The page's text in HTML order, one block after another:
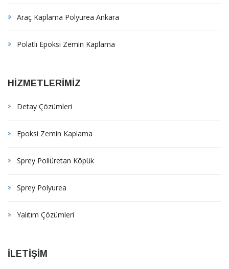
Araç Kaplama Polyurea Ankara
Polatlı Epoksi Zemin Kaplama
HİZMETLERİMİZ
Detay Çözümleri
Epoksi Zemin Kaplama
Sprey Poliüretan Köpük
Sprey Polyurea
Yalıtım Çözümleri
İLETİŞİM